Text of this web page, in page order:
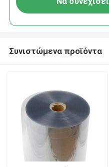
Συνιστώμενα προϊόντα